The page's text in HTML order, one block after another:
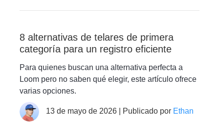
8 alternativas de telares de primera
categoría para un registro eficiente
Para quienes buscan una alternativa perfecta a
Loom pero no saben qué elegir, este artículo ofrece
varias opciones.
13 de mayo de 2026 | Publicado por Ethan